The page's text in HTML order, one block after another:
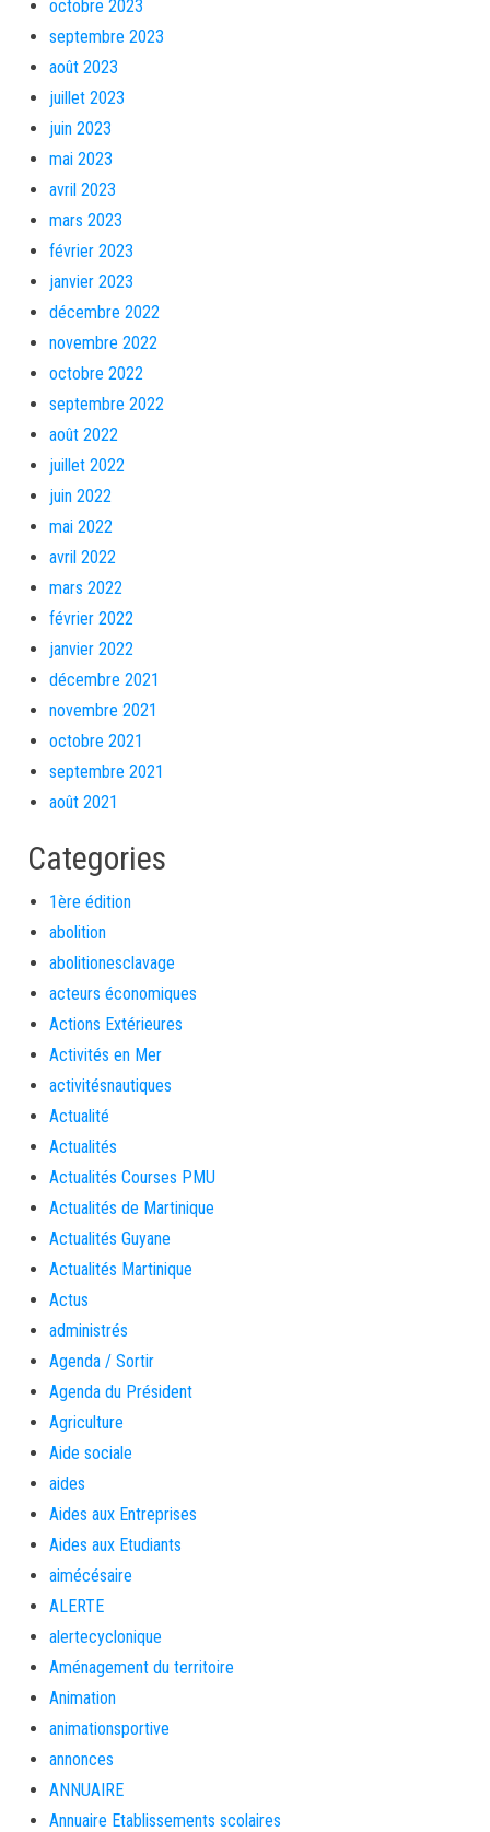
octobre 2023
septembre 2023
août 2023
juillet 2023
juin 2023
mai 2023
avril 2023
mars 2023
février 2023
janvier 2023
décembre 2022
novembre 2022
octobre 2022
septembre 2022
août 2022
juillet 2022
juin 2022
mai 2022
avril 2022
mars 2022
février 2022
janvier 2022
décembre 2021
novembre 2021
octobre 2021
septembre 2021
août 2021
Categories
1ère édition
abolition
abolitionesclavage
acteurs économiques
Actions Extérieures
Activités en Mer
activitésnautiques
Actualité
Actualités
Actualités Courses PMU
Actualités de Martinique
Actualités Guyane
Actualités Martinique
Actus
administrés
Agenda / Sortir
Agenda du Président
Agriculture
Aide sociale
aides
Aides aux Entreprises
Aides aux Etudiants
aimécésaire
ALERTE
alertecyclonique
Aménagement du territoire
Animation
animationsportive
annonces
ANNUAIRE
Annuaire Etablissements scolaires